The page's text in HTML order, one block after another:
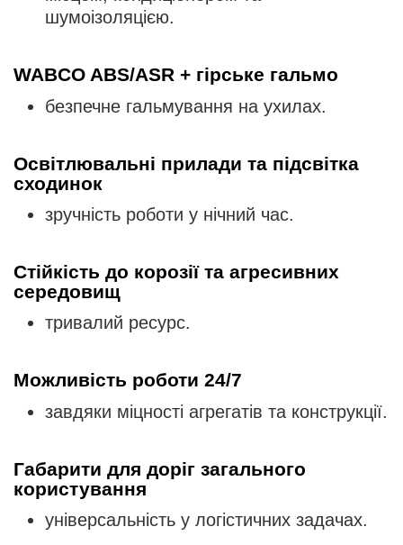
шумоізоляцією.
WABCO ABS/ASR + гірське гальмо
безпечне гальмування на ухилах.
Освітлювальні прилади та підсвітка
сходинок
зручність роботи у нічний час.
Стійкість до корозії та агресивних
середовищ
тривалий ресурс.
Можливість роботи 24/7
завдяки міцності агрегатів та конструкції.
Габарити для доріг загального
користування
універсальність у логістичних задачах.